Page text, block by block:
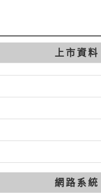
上市資料
網路系統